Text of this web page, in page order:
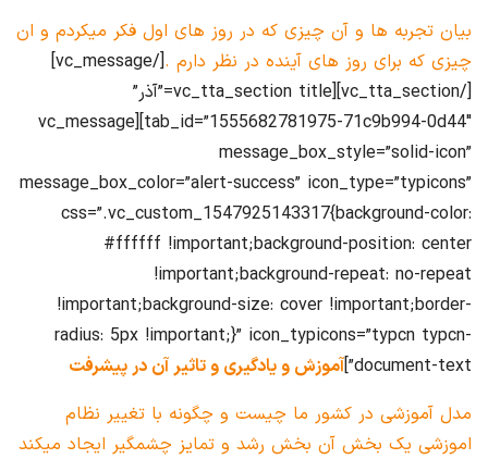
بیان تجربه ها و آن چیزی که در روز های اول فکر میکردم و ان
چیزی که برای روز های آینده در نظر دارم .
[/vc_message]
[/vc_tta_section][vc_tta_section title=”آذر”
tab_id=”1555682781975-71c9b994-0d44″][vc_message
message_box_style=”solid-icon”
message_box_color=”alert-success” icon_type=”typicons”
css=”.vc_custom_1547925143317{background-color:
#ffffff !important;background-position: center
!important;background-repeat: no-repeat
!important;background-size: cover !important;border-
radius: 5px !important;}” icon_typicons=”typcn typcn-
document-text”] آموزش و یادگیری و تاثیر آن در پیشرفت
مدل آموزشی در کشور ما چیست و چگونه با تغییر نظام
اموزشی یک بخش آن بخش رشد و تمایز چشمگیر ایجاد میکند